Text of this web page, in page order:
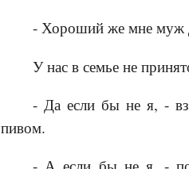
- Хороший же мне муж
У нас в семье не
- Да если бы не я, -
пивом.